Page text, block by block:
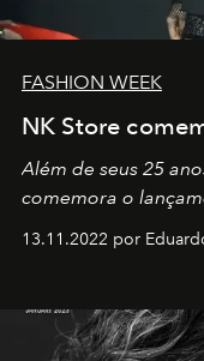
FASHION WEEK
NK Store
Além de seus 25
comemora o
13.11.2022 por